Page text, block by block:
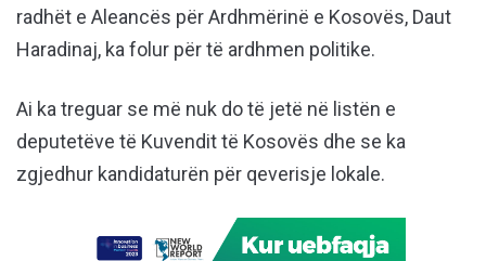
radhët e Aleancës për Ardhmërinë e Kosovës, Daut
Haradinaj, ka folur për të ardhmen politike.
Ai ka treguar se më nuk do të jetë në listën e
deputetëve të Kuvendit të Kosovës dhe se ka
zgjedhur kandidaturën për qeverisje lokale.